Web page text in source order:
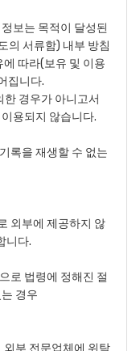
보는 목적이 달성된
의 서류함) 내부 방침
따라(보유 및 이용
집니다.
한 경우가 아니고서
용되지 않습니다.
록을 재생할 수 없는
외부에 제공하지 않
니다.
로 법령에 정해진 절
경우